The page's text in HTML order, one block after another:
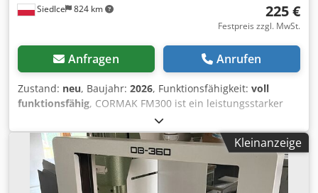
Siedlce 824 km 225 €
Festpreis zzgl. MwSt.
Anfragen Anrufen
Zustand: neu, Baujahr: 2026, Funktionsfähigkeit: voll
funktionsfähig, CORMAK FM300 ist ein leistungsstarker
Späneabsauger, der für den intensiven Einsatz in
Schreinereien, Möbelwerkstätten und
Produktionsbetrieben konzipiert wurde. Dank eines 1,5 kW
Motors, eines dynamisch ausgewuchteten Laufrads und
einer robusten Stahlkonstruktion bietet das Gerät eine
Kleinanzeige